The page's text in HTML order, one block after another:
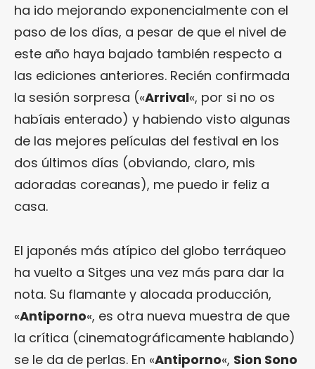
ha ido mejorando exponencialmente con el
paso de los días, a pesar de que el nivel de
este año haya bajado también respecto a
las ediciones anteriores. Recién confirmada
la sesión sorpresa («Arrival«, por si no os
habíais enterado) y habiendo visto algunas
de las mejores películas del festival en los
dos últimos días (obviando, claro, mis
adoradas coreanas), me puedo ir feliz a
casa.
El japonés más atípico del globo terráqueo
ha vuelto a Sitges una vez más para dar la
nota. Su flamante y alocada producción,
«Antiporno«, es otra nueva muestra de que
la crítica (cinematográficamente hablando)
se le da de perlas. En «Antiporno«, Sion Sono